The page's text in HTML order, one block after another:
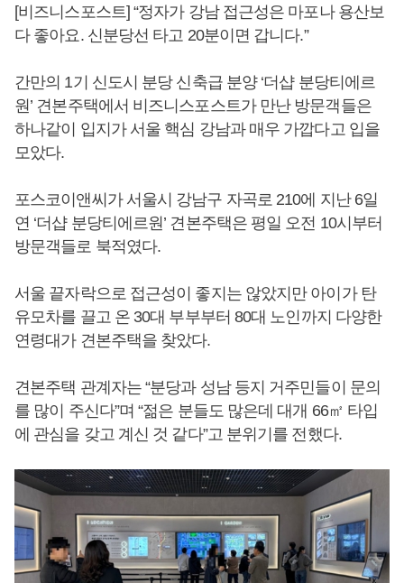
[비즈니스포스트] “정자가 강남 접근성은 마포나 용산보
다 좋아요. 신분당선 타고 20분이면 갑니다.”
간만의 1기 신도시 분당 신축급 분양 ‘더샵 분당티에르
원’ 견본주택에서 비즈니스포스트가 만난 방문객들은
하나같이 입지가 서울 핵심 강남과 매우 가깝다고 입을
모았다.
포스코이앤씨가 서울시 강남구 자곡로 210에 지난 6일
연 ‘더샵 분당티에르원’ 견본주택은 평일 오전 10시부터
방문객들로 북적였다.
서울 끝자락으로 접근성이 좋지는 않았지만 아이가 탄
유모차를 끌고 온 30대 부부부터 80대 노인까지 다양한
연령대가 견본주택을 찾았다.
견본주택 관계자는 “분당과 성남 등지 거주민들이 문의
를 많이 주신다”며 “젊은 분들도 많은데 대개 66㎡ 타입
에 관심을 갖고 계신 것 같다”고 분위기를 전했다.